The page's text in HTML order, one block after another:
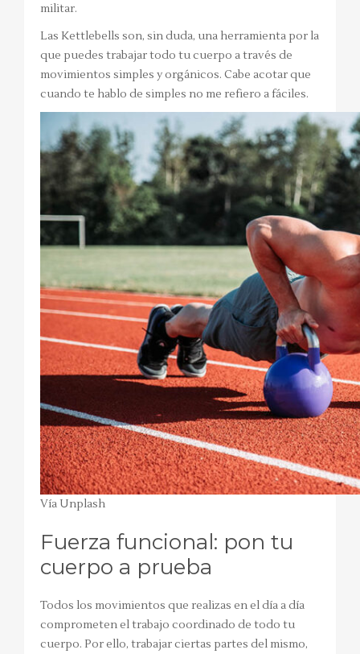
militar.
Las Kettlebells son, sin duda, una herramienta por la
que puedes trabajar todo tu cuerpo a través de
movimientos simples y orgánicos. Cabe acotar que
cuando te hablo de simples no me refiero a fáciles.
Vía Unplash
Fuerza funcional: pon tu
cuerpo a prueba
Todos los movimientos que realizas en el día a día
comprometen el trabajo coordinado de todo tu
cuerpo. Por ello, trabajar ciertas partes del mismo,